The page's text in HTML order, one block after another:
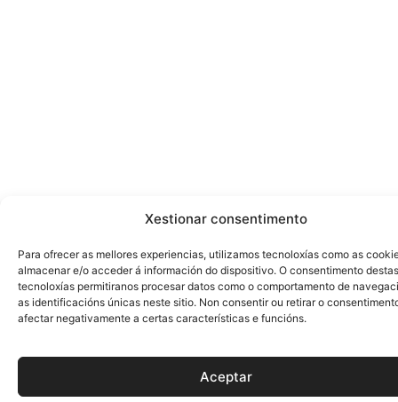
Xestionar consentimento
Para ofrecer as mellores experiencias, utilizamos tecnoloxías como as
almacenar e/o acceder á información do dispositivo. O consentimento destas
tecnoloxías permitiranos procesar datos como o comportamento de
as identificacións únicas neste sitio. Non consentir ou retirar o
afectar negativamente a certas características e funcións.
Aceptar